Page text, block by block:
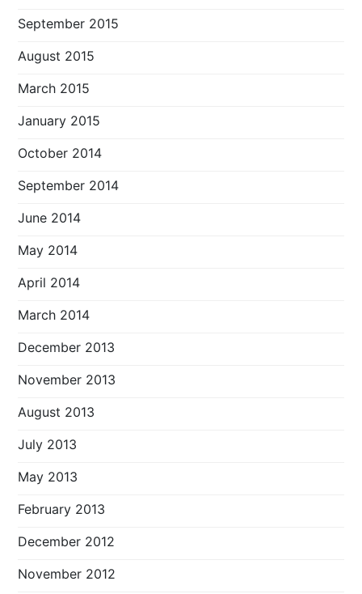
September 2015
August 2015
March 2015
January 2015
October 2014
September 2014
June 2014
May 2014
April 2014
March 2014
December 2013
November 2013
August 2013
July 2013
May 2013
February 2013
December 2012
November 2012